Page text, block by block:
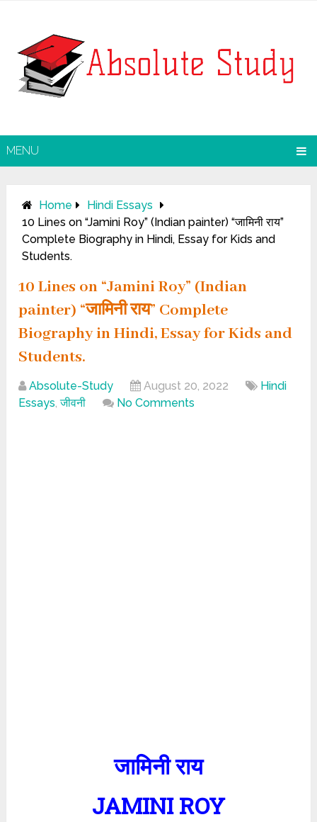
MENU
Home
Hindi Essays
10 Lines on “Jamini Roy” (Indian painter) “जामिनी राय”
Complete Biography in Hindi, Essay for Kids and
Students.
10 Lines on “Jamini Roy” (Indian
painter) “जामिनी राय” Complete
Biography in Hindi, Essay for Kids and
Students.
Absolute-Study August 20, 2022
Hindi
Essays,जीवनी No Comments
जामिनी राय
JAMINI ROY